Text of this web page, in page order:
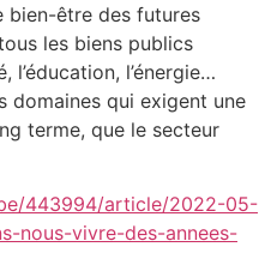
bien-être des futures
les biens publics
l’éducation, l’énergie…
domaines qui exigent une
terme, que le secteur
443994/article/2022-05-
nous-vivre-des-annees-